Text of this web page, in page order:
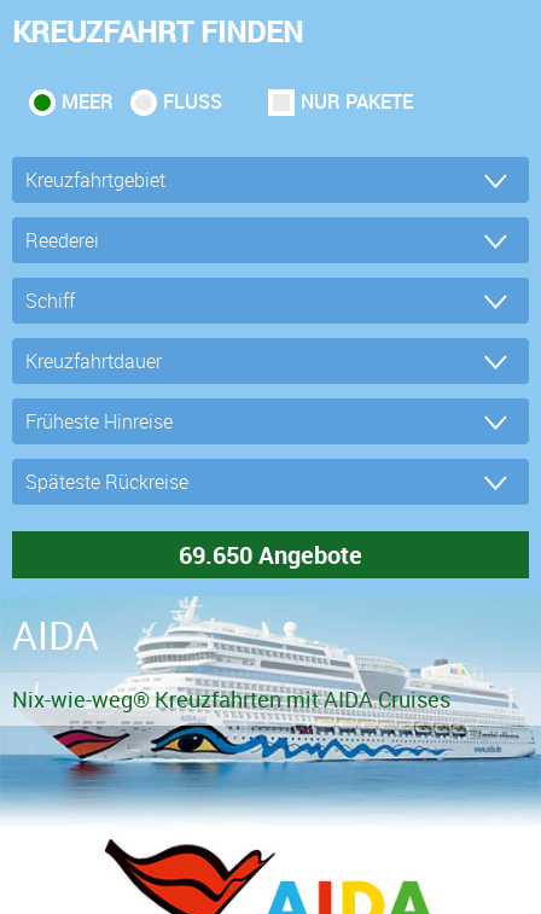
KREUZFAHRT FINDEN
MEER FLUSS NUR PAKETE
AIDA
Nix-wie-weg® Kreuzfahrten mit AIDA Cruises